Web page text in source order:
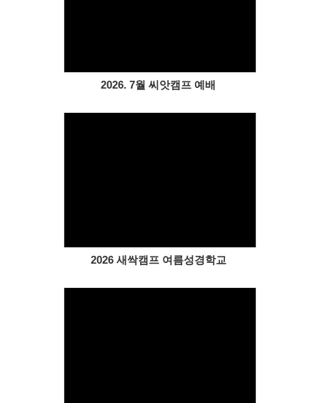
2026. 7월 씨앗캠프 예배
2026 새싹캠프 여름성경학교